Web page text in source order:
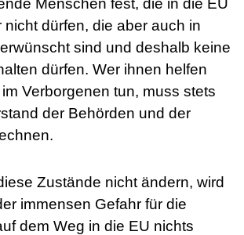
Menschen fest, die in die EU
nicht dürfen, die aber auch in
sind und deshalb keine
dürfen. Wer ihnen helfen
Verborgenen tun, muss stets
der Behörden und der
Zustände nicht ändern, wird
immensen Gefahr für die
dem Weg in die EU nichts